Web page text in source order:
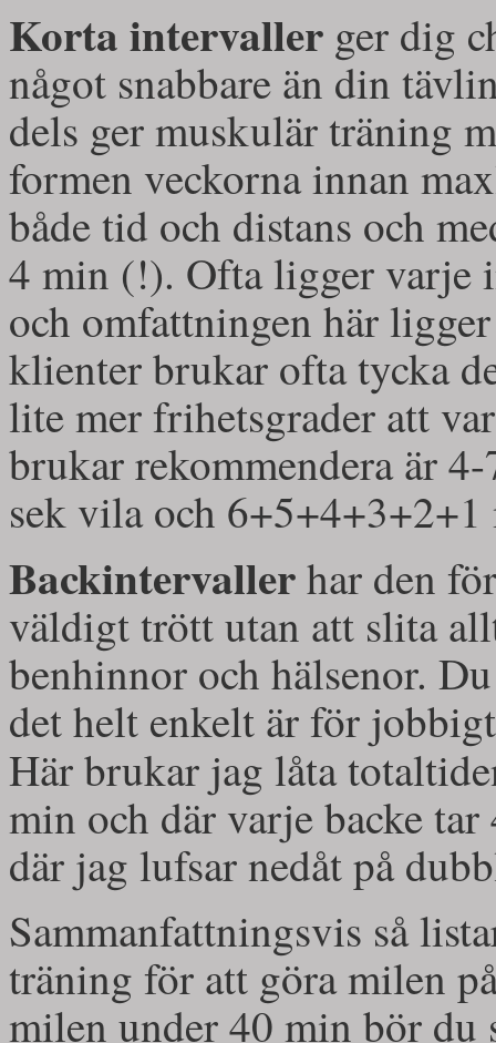
Korta intervaller ger dig
något snabbare än din
dels ger muskulär träning
formen veckorna innan
både tid och distans och
4 min (!). Ofta ligger varje
och omfattningen här
klienter brukar ofta tycka
lite mer frihetsgrader att
brukar rekommendera är
sek vila och
Backintervallerhar den
väldigt trött utan att slita
benhinnor och hälsenor.
det helt enkelt är för
Här brukar jag låta
min och där varje backe
där jag lufsar nedåt på
Sammanfattningsvis så
träning för att göra milen
milen under 40 min bör du